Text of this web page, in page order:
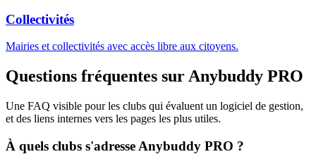
Collectivités
Mairies et collectivités avec accès libre aux citoyens.
Questions fréquentes sur Anybuddy PRO
Une FAQ visible pour les clubs qui évaluent un logiciel de gestion,
et des liens internes vers les pages les plus utiles.
À quels clubs s'adresse Anybuddy PRO ?